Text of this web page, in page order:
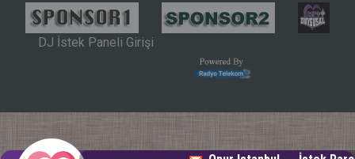
DJ İstek Paneli Girişi